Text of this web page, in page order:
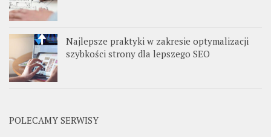
Najlepsze praktyki w zakresie optymalizacji
szybkości strony dla lepszego SEO
POLECAMY SERWISY